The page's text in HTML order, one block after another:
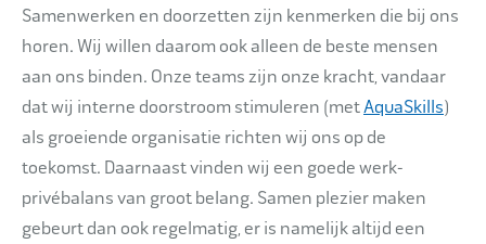
Samenwerken en doorzetten zijn kenmerken die bij ons
horen. Wij willen daarom ook alleen de beste mensen
aan ons binden. Onze teams zijn onze kracht, vandaar
dat wij interne doorstroom stimuleren (metAquaSkills)
als groeiende organisatie richten wij ons op de
toekomst. Daarnaast vinden wij een goede werk-
privébalans van groot belang. Samen plezier maken
gebeurt dan ook regelmatig, er is namelijk altijd een